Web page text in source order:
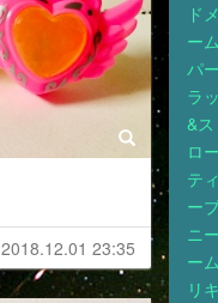
2018.12.01 23:35
ド
ーム
パ
ラ
&
ロ
テ
ー
ニー
ーム
リ